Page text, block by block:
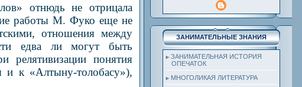
отнюдь не отрицала
работы М. Фуко еще не
отношения между
едва ли могут быть
релятивизации понятия
и к «Алтыну-толобасу»),
ЗАНИМАТЕЛЬНЫЕ ЗНАНИЯ
ЗАНИМАТЕЛЬНАЯ ИСТОРИЯ
ОПЕЧАТОК
МНОГОЛИКАЯ ЛИТЕРАТУРА